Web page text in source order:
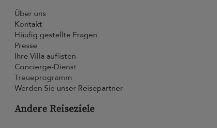
Über uns
Kontakt
Häufig gestellte Fragen
Presse
Ihre Villa auflisten
Concierge-Dienst
Treueprogramm
Werden Sie unser Reisepartner
Andere Reiseziele